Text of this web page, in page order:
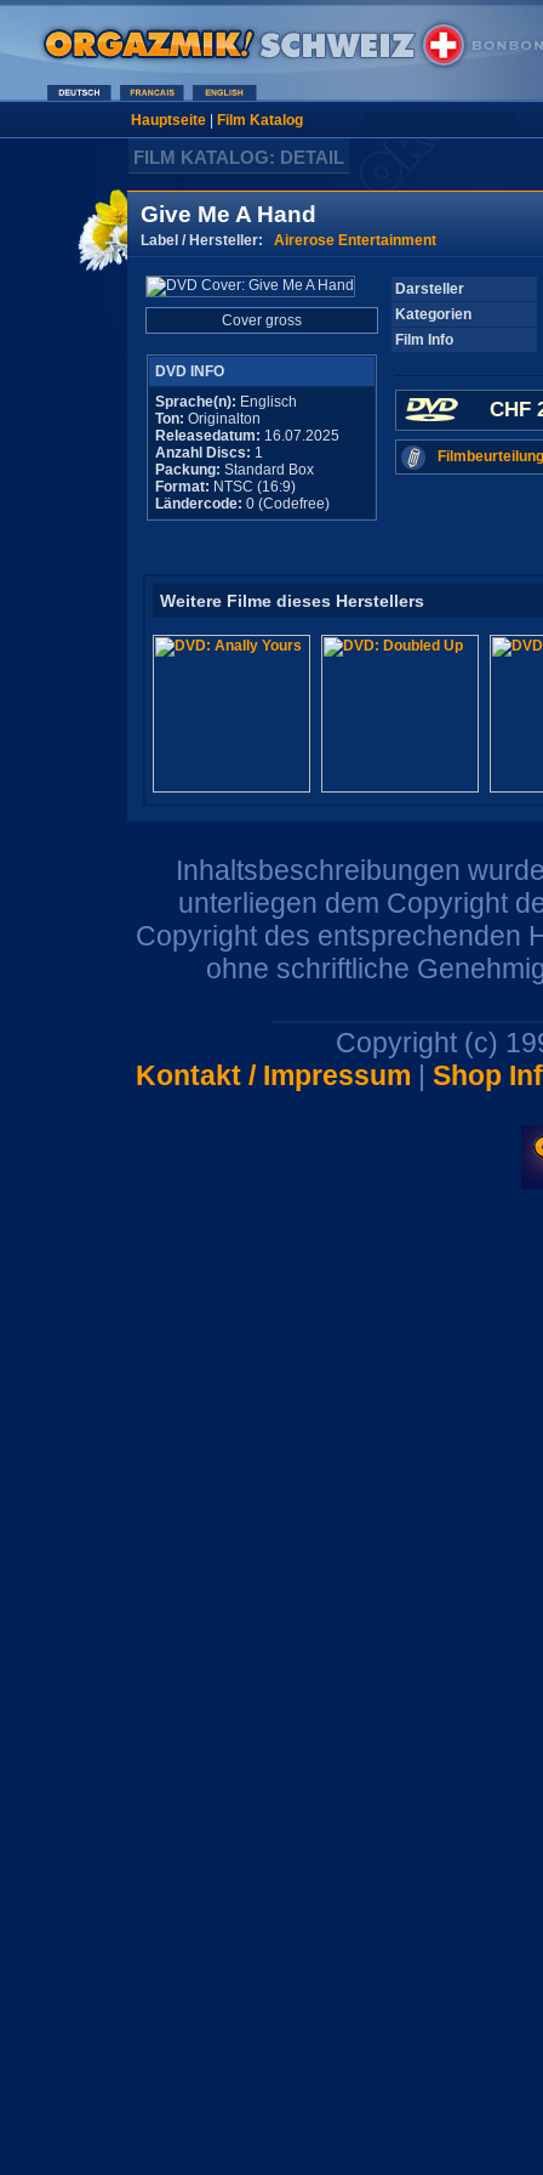
Hauptseite| Film Katalog
FILM KATALOG: DETAIL
Give Me A Hand
Label / Hersteller: Airerose Entertainment
Cover gross
DVD INFO
Sprache(n): Englisch
Ton: Originalton
Releasedatum: 16.07.2025
Anzahl Discs: 1
Packung: Standard Box
Format: NTSC (16:9)
Ländercode: 0 (Codefree)
Darsteller
Kategorien
Film Info
CHF
Weitere Filme dieses Herstellers
Inhaltsbeschreibungen
unterliegen dem Copyright
Copyright des entsprechenden
ohne schriftliche
Copyright (c)
Kontakt / Impressum | Shop